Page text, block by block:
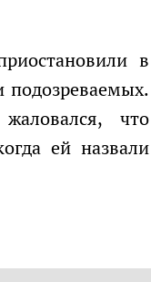
подозреваемых.
что
ей назвали